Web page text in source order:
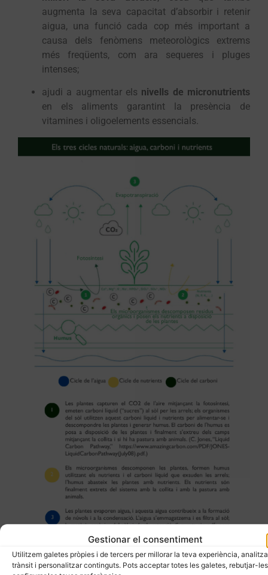
Gestionar el consentiment
Utilitzem galetes pròpies i de tercers per millorar la teva experiència,
trànsit i personalitzar continguts. Pots acceptar totes les galetes, rebutjar-
augmenta la seva capacitat d’absorbir i retenir
aigua, una funció cada cop més important a
causa dels fenòmens meteorològics extrems
més freqüents, com ara sequeres i pluges
intenses;
ajudi a augmentar els nivells de micronutrients
en els aliments garantint la presència de
vitamines i oligoelements essencials.